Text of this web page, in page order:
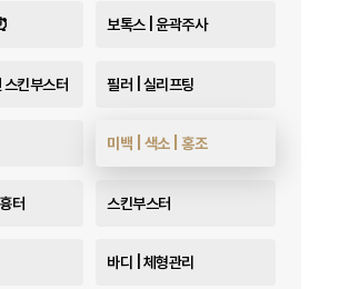
보톡스 | 윤곽주사
킨부스터 필러 | 실리프팅
미백 | 색소 | 홍조
터 스킨부스터
바디 | 체형관리